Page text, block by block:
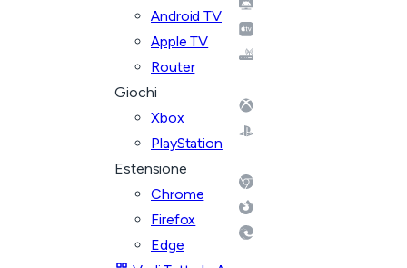
Android TV
Apple TV
Router
Giochi
Xbox
PlayStation
Estensione
Chrome
Firefox
Edge